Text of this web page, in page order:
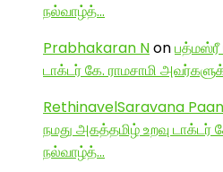
நல்வாழ்த்…
Prabhakaran Nonபத்மஸ்ரீ
டாக்டர் கே. ராமசாமி
RethinavelSaravana
நமது அகத்தமிழ் உறவு டாக்டர்
நல்வாழ்த்…